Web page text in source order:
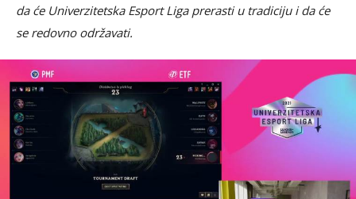
da će Univerzitetska Esport Liga prerasti u tradiciju i da će
se redovno održavati.